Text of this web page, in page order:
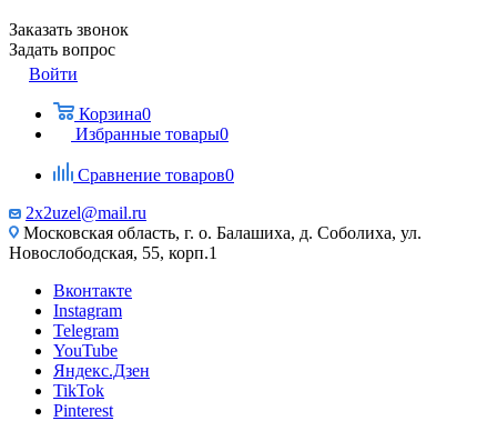
Заказать звонок
Задать вопрос
Войти
Корзина0
Избранные товары0
Сравнение товаров0
2x2uzel@mail.ru
Московская область, г. о. Балашиха, д. Соболиха, ул.
Новослободская, 55, корп.1
Вконтакте
Instagram
Telegram
YouTube
Яндекс.Дзен
TikTok
Pinterest